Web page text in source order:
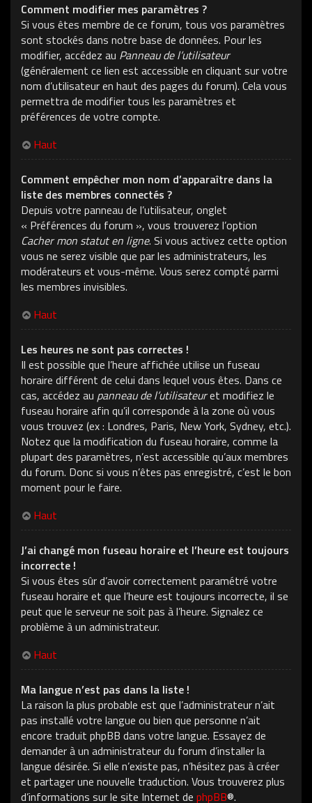
Comment modifier mes paramètres ?
Si vous êtes membre de ce forum, tous vos paramètres
sont stockés dans notre base de données. Pour les
modifier, accédez au Panneau de l’utilisateur
(généralement ce lien est accessible en cliquant sur votre
nom d’utilisateur en haut des pages du forum). Cela vous
permettra de modifier tous les paramètres et
préférences de votre compte.
Haut
Comment empêcher mon nom d’apparaître dans la
liste des membres connectés ?
Depuis votre panneau de l’utilisateur, onglet
« Préférences du forum », vous trouverez l’option
Cacher mon statut en ligne. Si vous activez cette option
vous ne serez visible que par les administrateurs, les
modérateurs et vous-même. Vous serez compté parmi
les membres invisibles.
Haut
Les heures ne sont pas correctes !
Il est possible que l’heure affichée utilise un fuseau
horaire différent de celui dans lequel vous êtes. Dans ce
cas, accédez au panneau de l’utilisateuret modifiez le
fuseau horaire afin qu’il corresponde à la zone où vous
vous trouvez (ex : Londres, Paris, New York, Sydney, etc.).
Notez que la modification du fuseau horaire, comme la
plupart des paramètres, n’est accessible qu’aux membres
du forum. Donc si vous n’êtes pas enregistré, c’est le bon
moment pour le faire.
Haut
J’ai changé mon fuseau horaire et l’heure est toujours
incorrecte !
Si vous êtes sûr d’avoir correctement paramétré votre
fuseau horaire et que l’heure est toujours incorrecte, il se
peut que le serveur ne soit pas à l’heure. Signalez ce
problème à un administrateur.
Haut
Ma langue n’est pas dans la liste !
La raison la plus probable est que l’administrateur n’ait
pas installé votre langue ou bien que personne n’ait
encore traduit phpBB dans votre langue. Essayez de
demander à un administrateur du forum d’installer la
langue désirée. Si elle n’existe pas, n’hésitez pas à créer
et partager une nouvelle traduction. Vous trouverez plus
d’informations sur le site Internet de phpBB®.